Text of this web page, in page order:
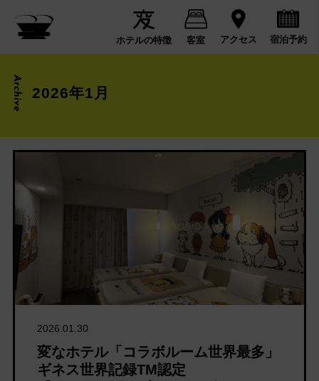
ホテルの特徴 客室 アクセス 宿泊予約
Archive 2026年1月
2026.01.30
変なホテル「コラボルーム世界最多」
ギネス世界記録TM認定